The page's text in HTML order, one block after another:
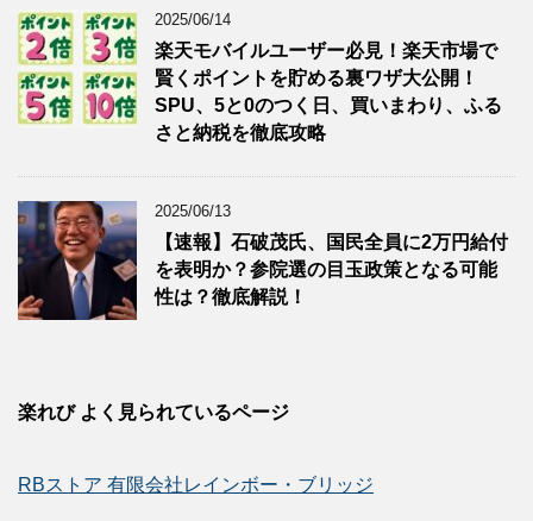
2025/06/14
楽天モバイルユーザー必見！楽天市場で
賢くポイントを貯める裏ワザ大公開！
SPU、5と0のつく日、買いまわり、ふる
さと納税を徹底攻略
2025/06/13
【速報】石破茂氏、国民全員に2万円給付
を表明か？参院選の目玉政策となる可能
性は？徹底解説！
楽れび よく見られているページ
RBストア 有限会社レインボー・ブリッジ